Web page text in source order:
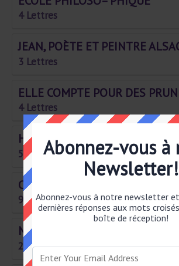
4 Lettres
JEAN, POÈTE ET PEINTRE
3 Lettres
ELLE COMPTE POUR DES
4 Lettres
HAUSSES LE TON
5 Lettres
COULEUR DE PIERRE
9 Lettres
MARINE
2 Lettres
Abonnez-vous à
Newsletter!
Abonnez-vous à notre newsletter
dernières réponses aux mots
boîte de réception!